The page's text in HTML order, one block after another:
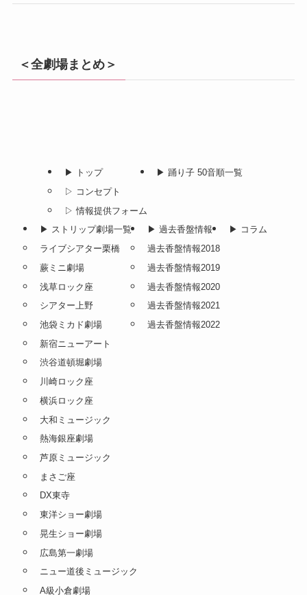
＜全劇場まとめ＞
▶︎ トップ
▷ コンセプト
▷ 情報提供フォーム
▶︎ 踊り子 50音順一覧
▶︎ ストリップ劇場一覧
ライブシアター栗橋
蕨ミニ劇場
浅草ロック座
シアター上野
池袋ミカド劇場
新宿ニューアート
渋谷道頓堀劇場
川崎ロック座
横浜ロック座
大和ミュージック
熱海銀座劇場
芦原ミュージック
まさご座
DX東寺
東洋ショー劇場
晃生ショー劇場
広島第一劇場
ニュー道後ミュージック
A級小倉劇場
▶︎ 過去香盤情報
過去香盤情報2018
過去香盤情報2019
過去香盤情報2020
過去香盤情報2021
過去香盤情報2022
▶︎ コラム